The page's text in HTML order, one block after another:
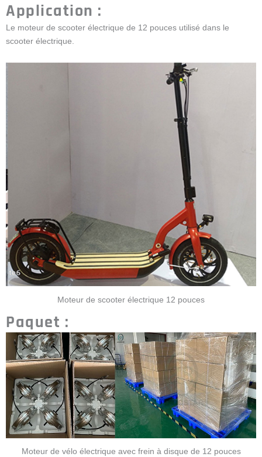
Application :
Le moteur de scooter électrique de 12 pouces utilisé dans le
scooter électrique.
Moteur de scooter électrique 12 pouces
Paquet :
Moteur de vélo électrique avec frein à disque de 12 pouces